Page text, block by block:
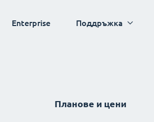
Enterprise Поддръжка
Планове и цени